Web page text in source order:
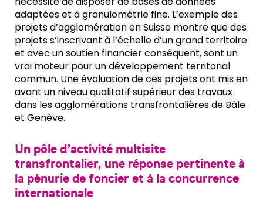
adaptées et à granulométrie fine. L’exemple des
projets d’agglomération en Suisse montre que des
projets s’inscrivant à l’échelle d’un grand territoire
et avec un soutien financier conséquent, sont un
vrai moteur pour un développement territorial
commun. Une évaluation de ces projets ont mis en
avant un niveau qualitatif supérieur des travaux
dans les agglomérations transfrontalières de Bâle
et Genève.
Un pôle d’activité multisite
transfrontalier, une réponse pertinente à
la pénurie de foncier et à la concurrence
internationale